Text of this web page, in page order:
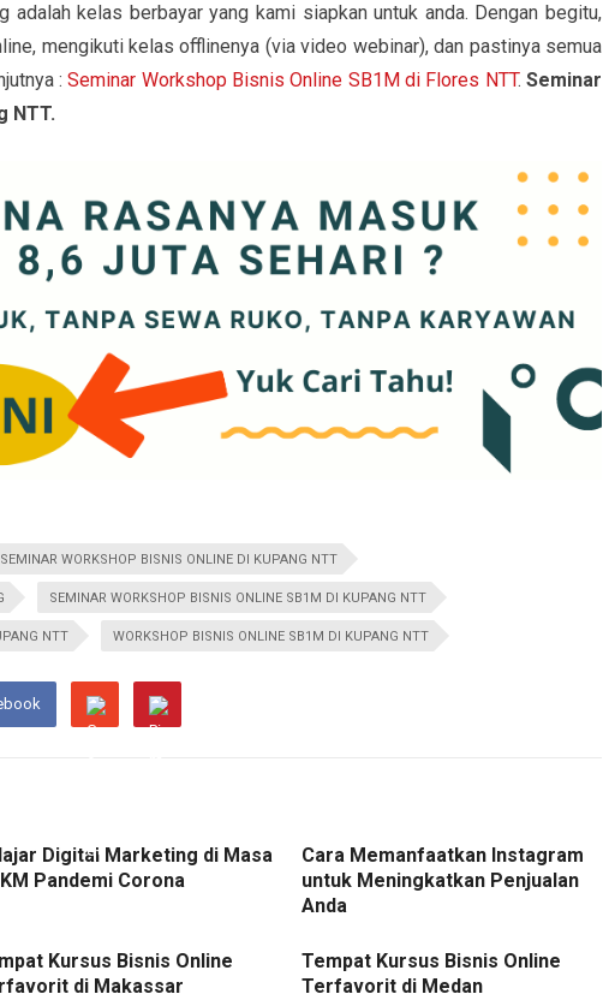
adalah kelas berbayar yang kami siapkan untuk anda. Dengan begitu,
mengikuti kelas offlinenya (via video webinar), dan pastinya semua
:Seminar Workshop Bisnis Online SB1M di Flores NTT.Seminar
NTT.
SEMINAR WORKSHOP BISNIS ONLINE DI KUPANG NTT
SEMINAR WORKSHOP BISNIS ONLINE SB1M DI KUPANG NTT
NTT WORKSHOP BISNIS ONLINE SB1M DI KUPANG NTT
Digital Marketing di Masa
Pandemi Corona
Cara Memanfaatkan Instagram
untuk Meningkatkan Penjualan
Anda
Kursus Bisnis Online
di Makassar
Tempat Kursus Bisnis Online
Terfavorit di Medan